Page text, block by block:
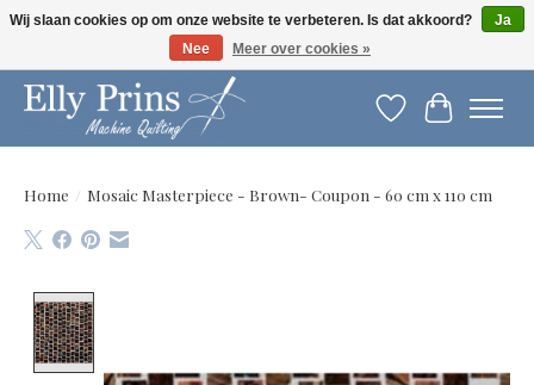
Let op: gewijzigde openingstijden!
Verlanglijst
Home / Mosaic Masterpiece - Brown- Coupon - 60 cm x 110 cm
Wij slaan cookies op om onze website te verbeteren. Is dat akkoord?
Ja
Nee
Meer over cookies »